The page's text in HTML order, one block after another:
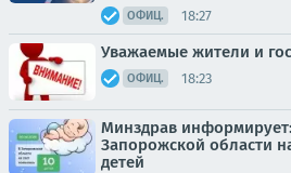
ОФИЦ. 18:27
Уважаемые жители и
ОФИЦ. 18:23
Минздрав
Запорожской области
детей